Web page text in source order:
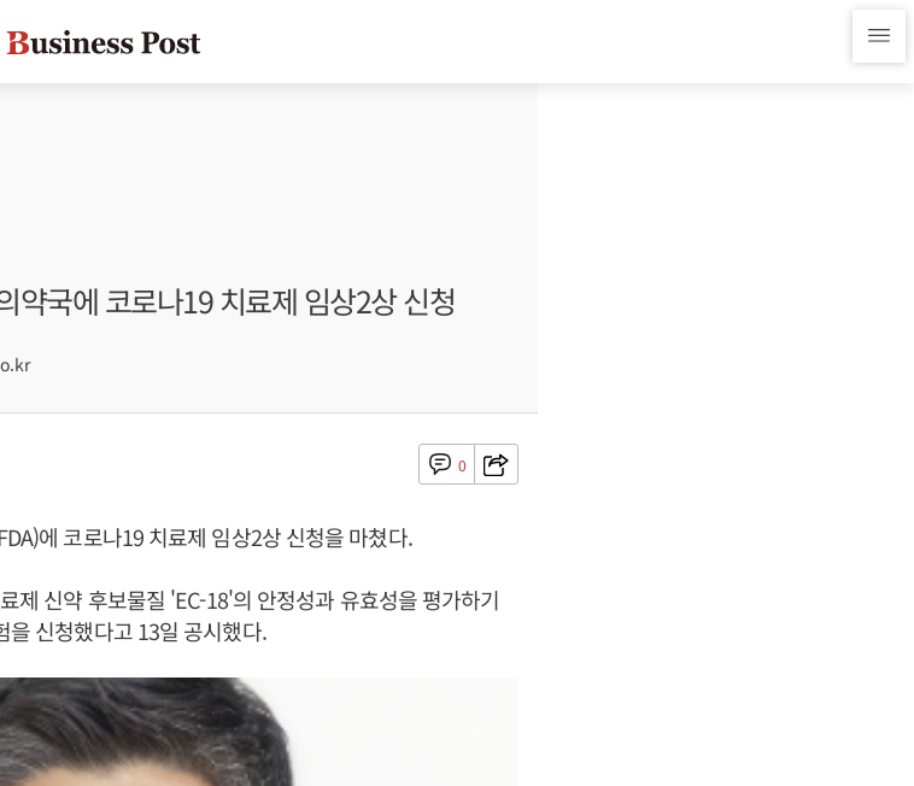
약국에 코로나19 치료제 임상2상 신청
0
에 코로나19 치료제 임상2상 신청을 마쳤다.
제 신약 후보물질 'EC-18'의 안정성과 유효성을 평가하기
신청했다고 13일 공시했다.